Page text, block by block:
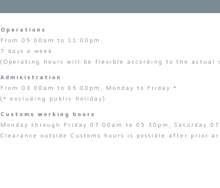
Operations
From 05:00am to 11:00pm
7 days a week
(Operating hours will be flexible according to the actual
Administration
From 08:00am to 05:00pm, Monday to Friday *
(* excluding public holiday)
Customs working hours
Monday through Friday 07:00am to 05:30pm, Saturday
Clearance outside Customs hours is possible after prior